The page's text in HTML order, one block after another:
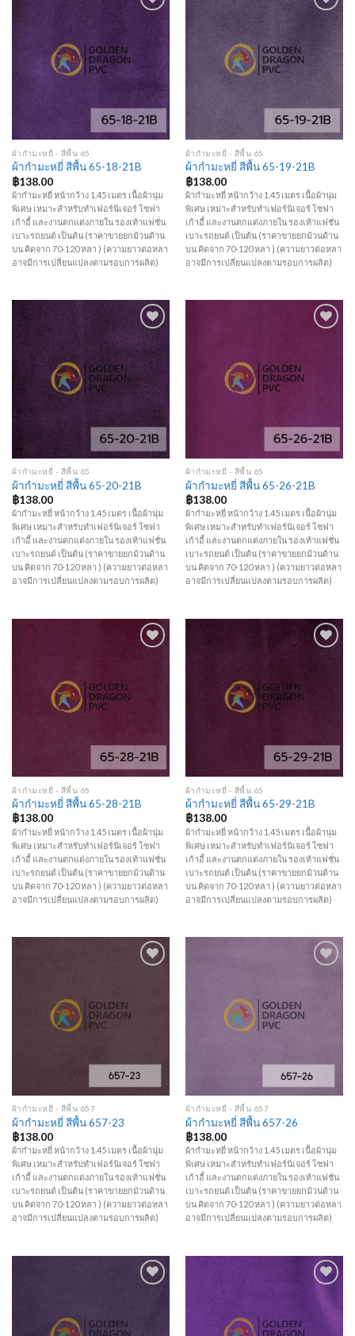
ผ้ากำมะหยี่ - สีพื้น 65
ผ้ากำมะหยี่ สีพื้น 65-18-21B
฿138.00
ผ้ากำมะหยี่ หน้ากว้าง 1.45 เมตร เนื้อผ้านุ่ม
พิเศษ เหมาะสำหรับทำเฟอร์นิเจอร์ โซฟา
เก้าอี้ และงานตกแต่งภายใน รองเท้าแฟชั่น
เบาะรถยนต์ เป็นต้น (ราคาขายยกม้วนด้าน
บน คิดจาก 70-120 หลา ) (ความยาวต่อหลา
อาจมีการเปลี่ยนแปลงตามรอบการผลิต)
ผ้ากำมะหยี่ - สีพื้น 65
ผ้ากำมะหยี่ สีพื้น 65-19-21B
฿138.00
ผ้ากำมะหยี่ หน้ากว้าง 1.45 เมตร เนื้อผ้านุ่ม
พิเศษ เหมาะสำหรับทำเฟอร์นิเจอร์ โซฟา
เก้าอี้ และงานตกแต่งภายใน รองเท้าแฟชั่น
เบาะรถยนต์ เป็นต้น (ราคาขายยกม้วนด้าน
บน คิดจาก 70-120 หลา ) (ความยาวต่อหลา
อาจมีการเปลี่ยนแปลงตามรอบการผลิต)
Wishlist
ผ้ากำมะหยี่ - สีพื้น 65
ผ้ากำมะหยี่ สีพื้น 65-20-21B
฿138.00
ผ้ากำมะหยี่ หน้ากว้าง 1.45 เมตร เนื้อผ้านุ่ม
พิเศษ เหมาะสำหรับทำเฟอร์นิเจอร์ โซฟา
เก้าอี้ และงานตกแต่งภายใน รองเท้าแฟชั่น
เบาะรถยนต์ เป็นต้น (ราคาขายยกม้วนด้าน
บน คิดจาก 70-120 หลา ) (ความยาวต่อหลา
อาจมีการเปลี่ยนแปลงตามรอบการผลิต)
ผ้ากำมะหยี่ - สีพื้น 65
ผ้ากำมะหยี่ สีพื้น 65-26-21B
฿138.00
ผ้ากำมะหยี่ หน้ากว้าง 1.45 เมตร เนื้อผ้านุ่ม
พิเศษ เหมาะสำหรับทำเฟอร์นิเจอร์ โซฟา
เก้าอี้ และงานตกแต่งภายใน รองเท้าแฟชั่น
เบาะรถยนต์ เป็นต้น (ราคาขายยกม้วนด้าน
บน คิดจาก 70-120 หลา ) (ความยาวต่อหลา
อาจมีการเปลี่ยนแปลงตามรอบการผลิต)
ผ้ากำมะหยี่ - สีพื้น 65
ผ้ากำมะหยี่ สีพื้น 65-28-21B
฿138.00
ผ้ากำมะหยี่ หน้ากว้าง 1.45 เมตร เนื้อผ้านุ่ม
พิเศษ เหมาะสำหรับทำเฟอร์นิเจอร์ โซฟา
เก้าอี้ และงานตกแต่งภายใน รองเท้าแฟชั่น
เบาะรถยนต์ เป็นต้น (ราคาขายยกม้วนด้าน
บน คิดจาก 70-120 หลา ) (ความยาวต่อหลา
อาจมีการเปลี่ยนแปลงตามรอบการผลิต)
ผ้ากำมะหยี่ - สีพื้น 65
ผ้ากำมะหยี่ สีพื้น 65-29-21B
฿138.00
ผ้ากำมะหยี่ หน้ากว้าง 1.45 เมตร เนื้อผ้านุ่ม
พิเศษ เหมาะสำหรับทำเฟอร์นิเจอร์ โซฟา
เก้าอี้ และงานตกแต่งภายใน รองเท้าแฟชั่น
เบาะรถยนต์ เป็นต้น (ราคาขายยกม้วนด้าน
บน คิดจาก 70-120 หลา ) (ความยาวต่อหลา
อาจมีการเปลี่ยนแปลงตามรอบการผลิต)
ผ้ากำมะหยี่ - สีพื้น 657
ผ้ากำมะหยี่ สีพื้น 657-23
฿138.00
ผ้ากำมะหยี่ หน้ากว้าง 1.45 เมตร เนื้อผ้านุ่ม
พิเศษ เหมาะสำหรับทำเฟอร์นิเจอร์ โซฟา
เก้าอี้ และงานตกแต่งภายใน รองเท้าแฟชั่น
เบาะรถยนต์ เป็นต้น (ราคาขายยกม้วนด้าน
บน คิดจาก 70-120 หลา ) (ความยาวต่อหลา
อาจมีการเปลี่ยนแปลงตามรอบการผลิต)
ผ้ากำมะหยี่ - สีพื้น 657
ผ้ากำมะหยี่ สีพื้น 657-26
฿138.00
ผ้ากำมะหยี่ หน้ากว้าง 1.45 เมตร เนื้อผ้านุ่ม
พิเศษ เหมาะสำหรับทำเฟอร์นิเจอร์ โซฟา
เก้าอี้ และงานตกแต่งภายใน รองเท้าแฟชั่น
เบาะรถยนต์ เป็นต้น (ราคาขายยกม้วนด้าน
บน คิดจาก 70-120 หลา ) (ความยาวต่อหลา
อาจมีการเปลี่ยนแปลงตามรอบการผลิต)